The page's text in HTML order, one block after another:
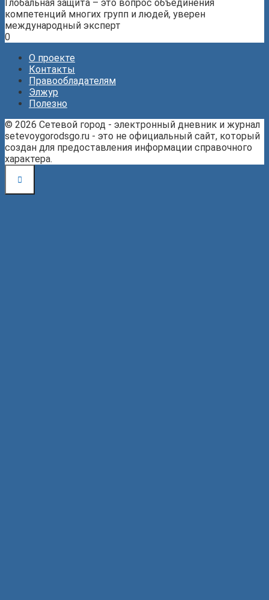
Глобальная защита – это вопрос объединения
компетенций многих групп и людей, уверен
международный эксперт
0
О проекте
Контакты
Правообладателям
Элжур
Полезно
© 2026 Сетевой город - электронный дневник и журнал
setevoygorodsgo.ru - это не официальный сайт, который
создан для предоставления информации справочного
характера.